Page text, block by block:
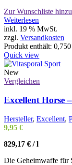
Zur Wunschliste
Weiterlesen
inkl. 19 % MwSt.
zzgl. Versandkosten
Produkt enthält: 0,750
Quick view
New
Vergleichen
Excellent Horse
Hersteller, Excellent,
9,95 €
829,17 € /l
Die Geheimwaffe für